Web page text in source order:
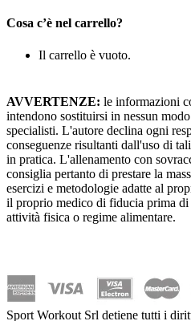
Cosa c’è nel carrello?
Il carrello è vuoto.
AVVERTENZE: le informazioni
intendono sostituirsi in nessun
specialisti. L'autore declina ogni
conseguenze risultanti dall'uso di
in pratica. L'allenamento con
consiglia pertanto di prestare la
esercizi e metodologie adatte al
il proprio medico di fiducia prima di
attività fisica o regime alimentare.
Sport Workout Srl detiene tutti i